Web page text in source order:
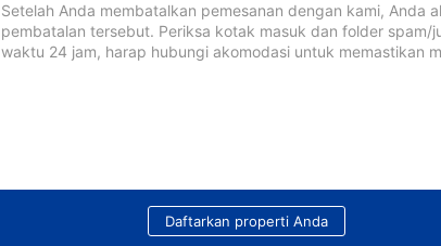
Setelah Anda membatalkan pemesanan dengan kami, Anda
pembatalan tersebut. Periksa kotak masuk dan folder
waktu 24 jam, harap hubungi akomodasi untuk memastikan
Daftarkan properti Anda